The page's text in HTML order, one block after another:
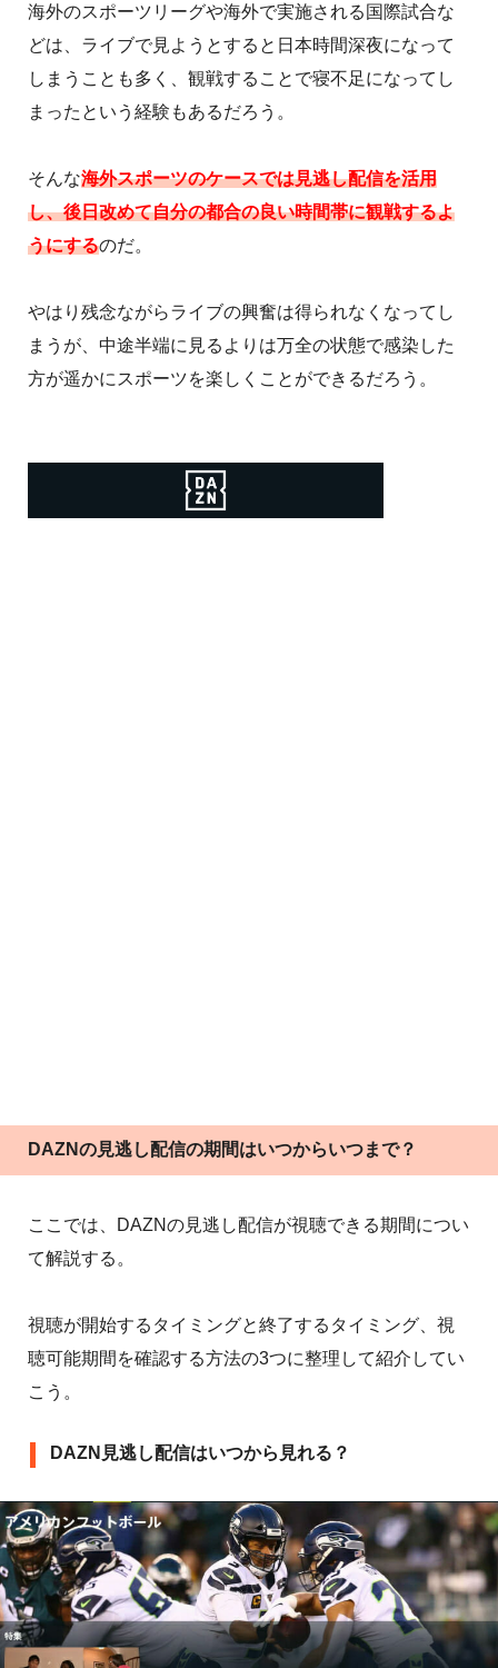
海外のスポーツリーグや海外で実施される国際試合な
どは、ライブで見ようとすると日本時間深夜になって
しまうことも多く、観戦することで寝不足になってし
まったという経験もあるだろう。
そんな海外スポーツのケースでは見逃し配信を活用
し、後日改めて自分の都合の良い時間帯に観戦するよ
うにするのだ。
やはり残念ながらライブの興奮は得られなくなってし
まうが、中途半端に見るよりは万全の状態で感染した
方が遥かにスポーツを楽しくことができるだろう。
DAZNの見逃し配信の期間はいつからいつまで？
ここでは、DAZNの見逃し配信が視聴できる期間につい
て解説する。
視聴が開始するタイミングと終了するタイミング、視
聴可能期間を確認する方法の3つに整理して紹介してい
こう。
DAZN見逃し配信はいつから見れる？